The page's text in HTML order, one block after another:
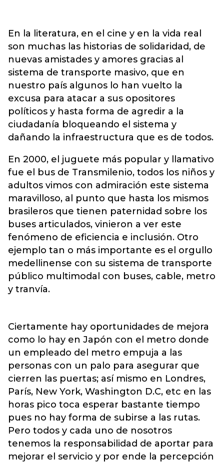
En la literatura, en el cine y en la vida real
son muchas las historias de solidaridad, de
nuevas amistades y amores gracias al
sistema de transporte masivo, que en
nuestro país algunos lo han vuelto la
excusa para atacar a sus opositores
políticos y hasta forma de agredir a la
ciudadanía bloqueando el sistema y
dañando la infraestructura que es de todos.
En 2000, el juguete más popular y llamativo
fue el bus de Transmilenio, todos los niños y
adultos vimos con admiración este sistema
maravilloso, al punto que hasta los mismos
brasileros que tienen paternidad sobre los
buses articulados, vinieron a ver este
fenómeno de eficiencia e inclusión. Otro
ejemplo tan o más importante es el orgullo
medellinense con su sistema de transporte
público multimodal con buses, cable, metro
y tranvía.
Ciertamente hay oportunidades de mejora
como lo hay en Japón con el metro donde
un empleado del metro empuja a las
personas con un palo para asegurar que
cierren las puertas; así mismo en Londres,
París, New York, Washington D.C, etc en las
horas pico toca esperar bastante tiempo
pues no hay forma de subirse a las rutas.
Pero todos y cada uno de nosotros
tenemos la responsabilidad de aportar para
mejorar el servicio y por ende la percepción